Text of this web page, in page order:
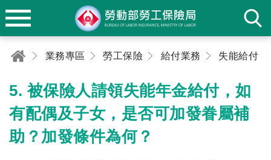
業務專區 勞工保險 給付業務 失能給付
5. 被保險人請領失能年金給付，如
有配偶及子女，是否可加發眷屬補
助？加發條件為何？